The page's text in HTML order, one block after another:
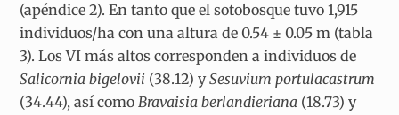
(apéndice 2). En tanto que el sotobosque tuvo 1,915
individuos/ha con una altura de 0.54 ± 0.05 m (tabla
3). Los VI más altos corresponden a individuos de
Salicornia bigelovii (38.12) ySesuvium portulacastrum
(34.44), así comoBravaisia berlandieriana (18.73) y